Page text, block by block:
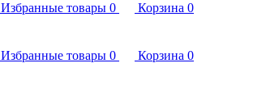
Избранные товары 0 Корзина 0
Избранные товары 0 Корзина 0